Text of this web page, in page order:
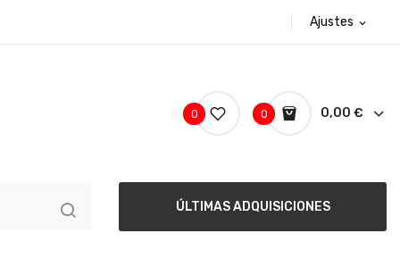
Ajustes expand_more
0 0,00 €
0
ÚLTIMAS ADQUISICIONES